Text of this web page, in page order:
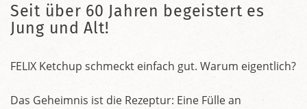
Seit über 60 Jahren begeistert es
Jung und Alt!
FELIX Ketchup schmeckt einfach gut. Warum eigentlich?
Das Geheimnis ist die Rezeptur: Eine Fülle an